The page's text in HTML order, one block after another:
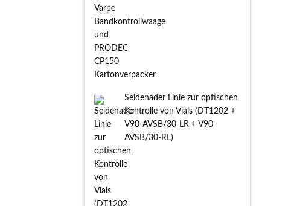
Seidenader Linie zur optischen
Kontrolle von Vials (DT1202 +
V90-AVSB/30-LR + V90-
AVSB/30-RL)